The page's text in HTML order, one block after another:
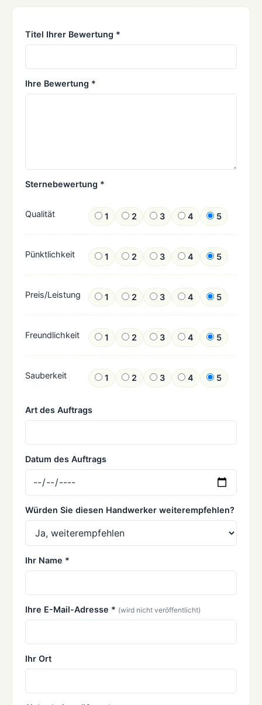
Titel Ihrer Bewertung *
Ihre Bewertung *
Sternebewertung *
Qualität 1 2 3 4 5
Pünktlichkeit 1 2 3 4 5
Preis/Leistung 1 2 3 4 5
Freundlichkeit 1 2 3 4 5
Sauberkeit 1 2 3 4 5
Art des Auftrags
Datum des Auftrags
Würden Sie diesen Handwerker weiterempfehlen?
Ihr Name *
Ihre E-Mail-Adresse * (wird nicht veröffentlicht)
Ihr Ort